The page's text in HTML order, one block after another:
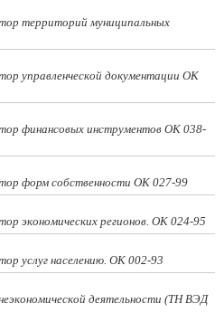
территорий муниципальных
управленческой документации ОК
финансовых инструментов OK 038-
форм собственности ОК 027-99
экономических регионов. ОК 024-95
услуг населению. ОК 002-93
деятельности (ТН ВЭД